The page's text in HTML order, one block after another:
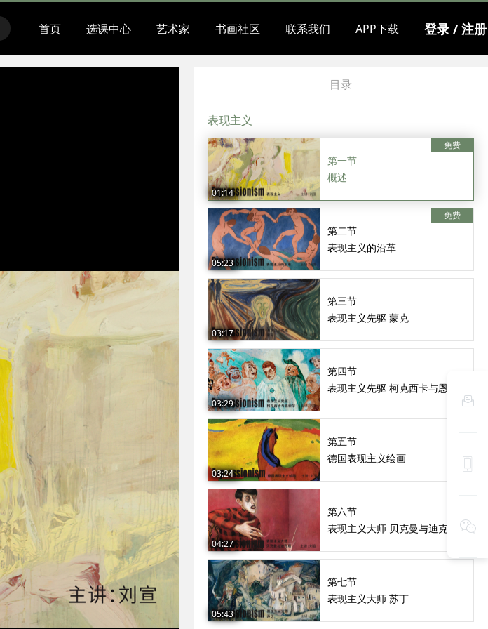
首页 选课中心 艺术家 书画社区 联系我们 APP下载 登录 / 注册
目录
表现主义
01:14
第一节
概述
免费
05:23
第二节
表现主义的沿革
免费
03:17
第三节
表现主义先驱 蒙克
03:29
第四节
表现主义先驱 柯克西卡与恩索尔
03:24
第五节
德国表现主义绘画
04:27
第六节
表现主义大师 贝克曼与迪克斯
05:43
第七节
表现主义大师 苏丁


